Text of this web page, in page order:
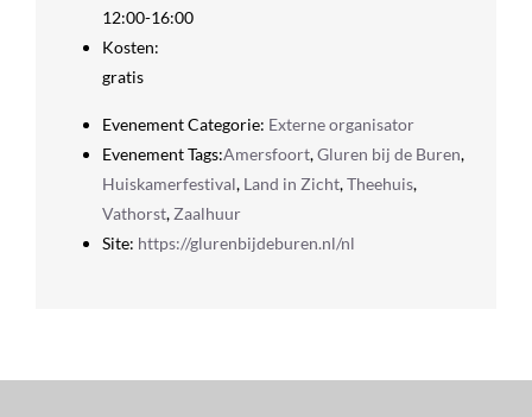
12:00-16:00
Kosten:
gratis
Evenement Categorie: Externe organisator
Evenement Tags:Amersfoort,Gluren bij de Buren,
Huiskamerfestival, Land in Zicht,Theehuis,
Vathorst, Zaalhuur
Site: https://glurenbijdeburen.nl/nl